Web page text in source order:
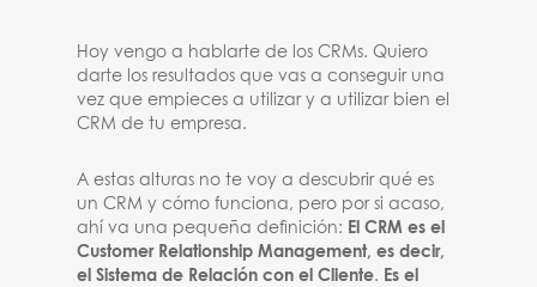
Hoy vengo a hablarte de los CRMs. Quiero
darte los resultados que vas a conseguir una
vez que empieces a utilizar y a utilizar bien el
CRM de tu empresa.
A estas alturas no te voy a descubrir qué es
un CRM y cómo funciona, pero por si acaso,
ahí va una pequeña definición: El CRM es el
Customer Relationship Management, es decir,
el Sistema de Relación con el Cliente. Es el